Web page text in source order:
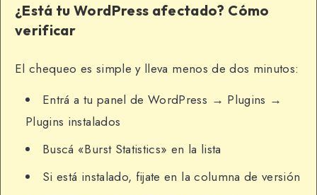
¿Está tu WordPress afectado? Cómo
verificar
El chequeo es simple y lleva menos de dos minutos:
Entrá a tu panel de WordPress → Plugins →
Plugins instalados
Buscá «Burst Statistics» en la lista
Si está instalado, fijate en la columna de versión